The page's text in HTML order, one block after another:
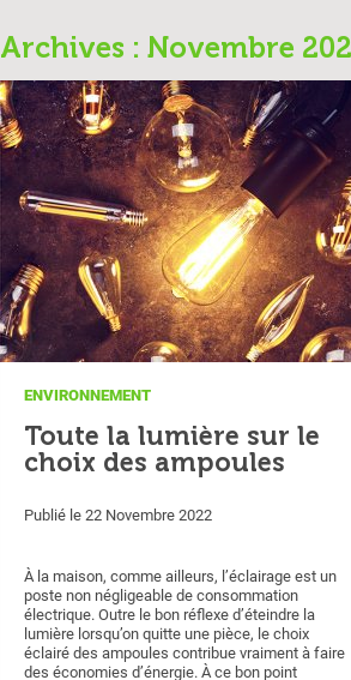
Archives : Novembre
ENVIRONNEMENT
Toute la lumière sur le
choix des ampoules
Publié le 22 Novembre 2022
À la maison, comme ailleurs, l’éclairage est un
poste non négligeable de consommation
électrique. Outre le bon réflexe d’éteindre la
lumière lorsqu’on quitte une pièce, le choix
éclairé des ampoules contribue vraiment à faire
des économies d’énergie. À ce bon point